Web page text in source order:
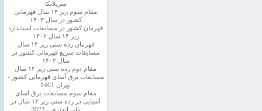
سریلانکا
مقام سوم زیر ۱۴ سال قهرمانی
کشور در سال ۱۴۰۳
قهرمان کشور در مسابقات استاندارد
زیر ۱۴ سال ۱۴۰۲
قهرمان رده سنی زیر ۱۴ سال
مسابقات سریع قهرمانی کشور در
سال ۱۴۰۲
مقام دوم رده سنی زیر ۱۲ سال
مسابقات برق آسای قهرمانی کشور -
تهران 1401
مقام سوم مسابقات برق اسای
آسیایی در رده سنی زیر ۱۲ سال در
بالی اندنزی - 2022